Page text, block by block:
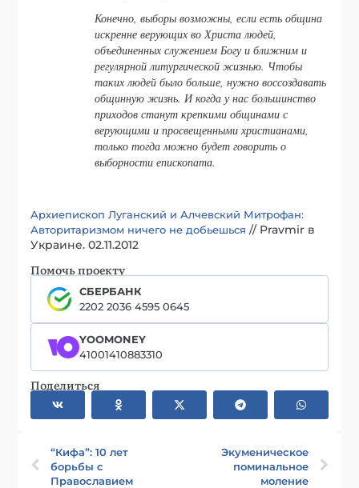
Конечно, выборы возможны, если есть община
искренне верующих во Христа людей,
объединенных служением Богу и ближним и
регулярной литургической жизнью. Чтобы
таких людей было больше, нужно воссоздавать
общинную жизнь. И когда у нас большинство
приходов станут крепкими общинами с
верующими и просвещенными христианами,
только тогда можно будет говорить о
выборности епископата.
Архиепископ Луганский и Алчевский Митрофан:
Авторитаризмом ничего не добьешься // Pravmir в
Украине. 02.11.2012
Помочь проекту
СБЕРБАНК
2202 2036 4595 0645
YOOMONEY
41001410883310
Поделиться
“Кифа”: 10 лет
борьбы с
Православием
Экуменическое
поминальное
моление